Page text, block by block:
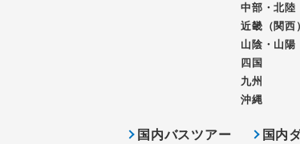
中部・北陸
近畿（関西
山陰・山陽
四国
九州
沖縄
国内バスツアー 国内